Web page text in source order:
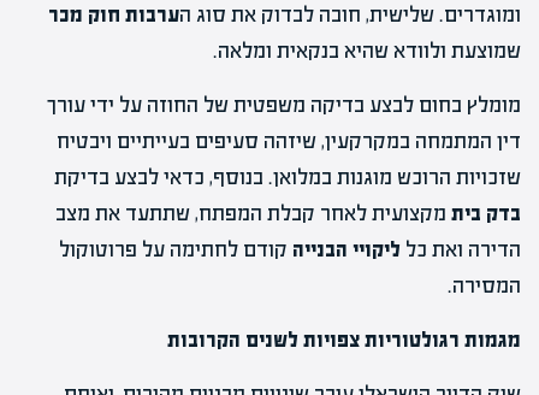
ומוגדרים. שלישית, חובה לבדוק את סוג הערבות חוק מכר
שמוצעת ולוודא שהיא בנקאית ומלאה.
מומלץ בחום לבצע בדיקה משפטית של החוזה על ידי עורך
דין המתמחה במקרקעין, שיזהה סעיפים בעייתיים ויבטיח
שזכויות הרוכש מוגנות במלואן. בנוסף, כדאי לבצע בדיקת
בדק בית מקצועית לאחר קבלת המפתח, שתתעד את מצב
הדירה ואת כל ליקויי הבנייה קודם לחתימה על פרוטוקול
המסירה.
מגמות רגולטוריות צפויות לשנים הקרובות